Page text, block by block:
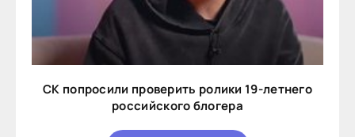
СК попросили проверить ролики 19-летнего
российского блогера